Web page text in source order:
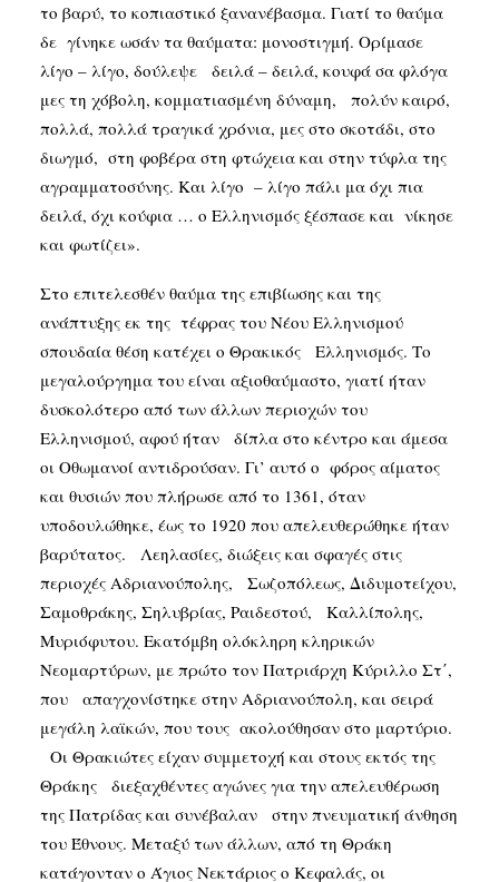
το βαρύ, το κοπιαστικό ξανανέβασμα. Γιατί το θαύμα
δε γίνηκε ωσάν τα θαύματα: μονοστιγμή. Ορίμασε
λίγο – λίγο, δούλεψε δειλά – δειλά, κουφά σα φλόγα
μες τη χόβολη, κομματιασμένη δύναμη, πολύν καιρό,
πολλά, πολλά τραγικά χρόνια, μες στο σκοτάδι, στο
διωγμό, στη φοβέρα στη φτώχεια και στην τύφλα της
αγραμματοσύνης. Και λίγο – λίγο πάλι μα όχι πια
δειλά, όχι κούφια … ο Ελληνισμός ξέσπασε και νίκησε
και φωτίζει».
Στο επιτελεσθέν θαύμα της επιβίωσης και της
ανάπτυξης εκ της τέφρας του Νέου Ελληνισμού
σπουδαία θέση κατέχει ο Θρακικός Ελληνισμός. Το
μεγαλούργημα του είναι αξιοθαύμαστο, γιατί ήταν
δυσκολότερο από των άλλων περιοχών του
Ελληνισμού, αφού ήταν δίπλα στο κέντρο και άμεσα
οι Οθωμανοί αντιδρούσαν. Γι’ αυτό ο φόρος αίματος
και θυσιών που πλήρωσε από το 1361, όταν
υποδουλώθηκε, έως το 1920 που απελευθερώθηκε ήταν
βαρύτατος. Λεηλασίες, διώξεις και σφαγές στις
περιοχές Αδριανούπολης, Σωζοπόλεως, Διδυμοτείχου,
Σαμοθράκης, Σηλυβρίας, Ραιδεστού, Καλλίπολης,
Μυριόφυτου. Εκατόμβη ολόκληρη κληρικών
Νεομαρτύρων, με πρώτο τον Πατριάρχη Κύριλλο Στ΄,
που απαγχονίστηκε στην Αδριανούπολη, και σειρά
μεγάλη λαϊκών, που τους ακολούθησαν στο μαρτύριο.
Οι Θρακιώτες είχαν συμμετοχή και στους εκτός της
Θράκης διεξαχθέντες αγώνες για την απελευθέρωση
της Πατρίδας και συνέβαλαν στην πνευματική άνθηση
του Έθνους. Μεταξύ των άλλων, από τη Θράκη
κατάγονταν ο Άγιος Νεκτάριος ο Κεφαλάς, οι